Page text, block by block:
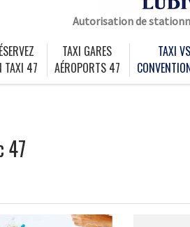
Autorisation de
TAXI 47
TAXI GARES
AÉROPORTS 47
TAXI
47